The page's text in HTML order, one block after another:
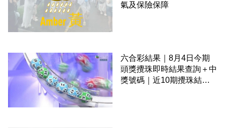
氣及保險保障
六合彩結果｜8月4日今期
頭獎攪珠即時結果查詢＋中
獎號碼｜近10期攪珠結果